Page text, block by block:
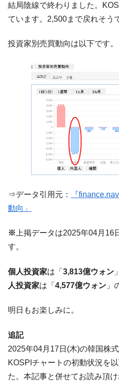
『Money1』
韓国･警察職員
動」
国の過剰生産が世界を蝕む。
種は全般的「不調」⇒ PSIが示
『Money1』
【米韓激突案件
ン』1人当たり賠償10万ウォン
『Money1』
『Money1』
韓国型イージス
「KDDX」1番艦、2032年竣工と
『Money1』
【対日本円】ウ
に韓国がいっちょがみしたので
は韓国で『BYD』車は売れてい
1.9倍！
く空港に詰めかけ「出て行け！
ドを掲げる「在韓反米勢力」
ータセンター整備」⇒ だから無
『Money1』
JPモルガン「韓
『Money1』
韓国『国民年金
ャンペーン」⇒ あの名物教授も
韓国「橋が落ち
ぎ」では。
結局陰線で終わりました。
ています。2,500まで戻れそう
投資家別売買動向は以下です。
⇒データ引用元：
『
動向」
※上掲データは2025年04月16
す。
個人投資家は「 3,813億ウォン
人投資家は「 4,577億ウォン 」
明日もお楽しみに。
追記
2025年04月17日(木)の韓国株
KOSPIチャートの初動状況を
た。本記事と併せてお読み頂け